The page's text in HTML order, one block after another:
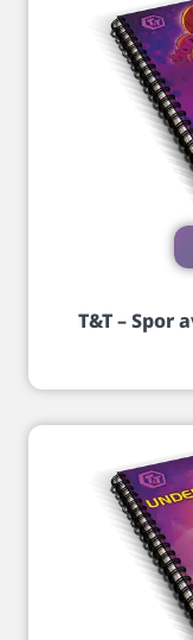
T&T – Spor